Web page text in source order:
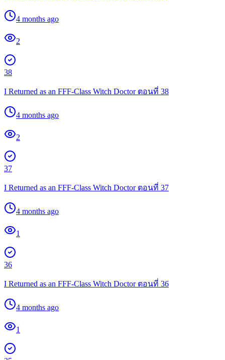
4 months ago
2
38
I Returned as an FFF-Class Witch Doctor ตอนที่ 38
4 months ago
2
37
I Returned as an FFF-Class Witch Doctor ตอนที่ 37
4 months ago
1
36
I Returned as an FFF-Class Witch Doctor ตอนที่ 36
4 months ago
1